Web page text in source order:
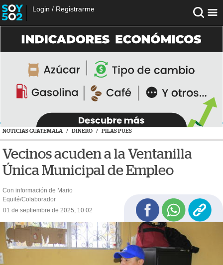
Login / Registrarme
NOTICIAS GUATEMALA / DINERO / PILAS PUES
Vecinos acuden a la Ventanilla
Única Municipal de Empleo
Con información de Mario
Equité/Colaborador
01 de septiembre de 2025, 10:02